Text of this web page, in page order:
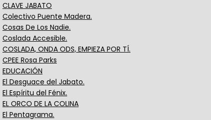
CLAVE JABATO
Colectivo Puente Madera.
Cosas De Los Nadie.
Coslada Accesible.
COSLADA, ONDA ODS, EMPIEZA POR TÍ.
CPEE Rosa Parks
EDUCACIÓN
El Desguace del Jabato.
El Espíritu del Fénix.
EL ORCO DE LA COLINA
El Pentagrama.